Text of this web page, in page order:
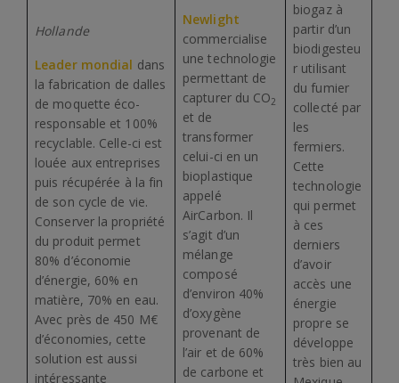
Hollande
Leader mondial dans
la fabrication de dalles
de moquette éco-
responsable et 100%
recyclable. Celle-ci est
louée aux entreprises
puis récupérée à la fin
de son cycle de vie.
Conserver la propriété
du produit permet
80% d’économie
d’énergie, 60% en
matière, 70% en eau.
Avec près de 450 M€
d’économies, cette
solution est aussi
intéressante
Newlight
commercialise
une technologie
permettant de
capturer du CO2
et de
transformer
celui-ci en un
bioplastique
appelé
AirCarbon. Il
s’agit d’un
mélange
composé
d’environ 40%
d’oxygène
provenant de
l’air et de 60%
de carbone et
biogaz à
partir d’un
biodigesteu
r utilisant
du fumier
collecté par
les
fermiers.
Cette
technologie
qui permet
à ces
derniers
d’avoir
accès une
énergie
propre se
développe
très bien au